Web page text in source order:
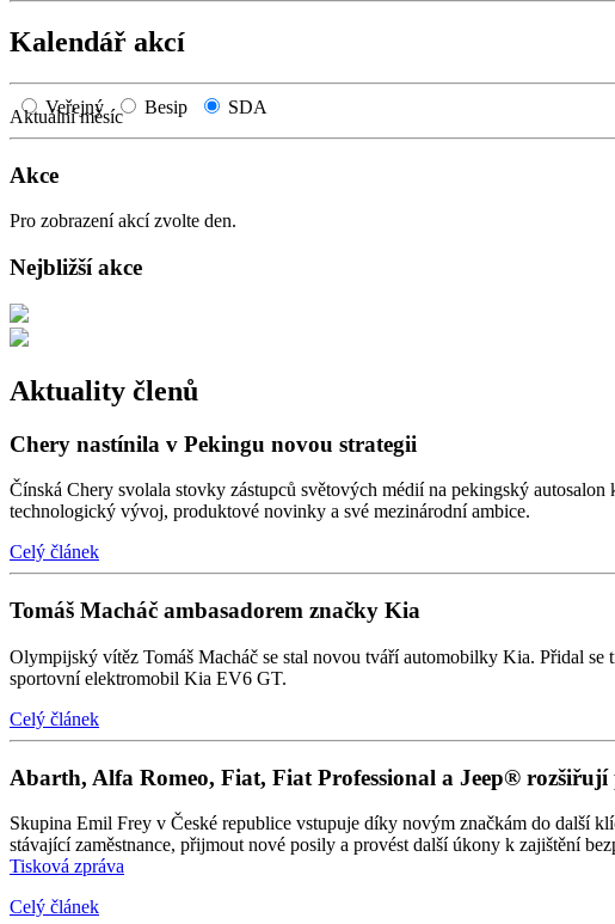
Kalendář akcí
Veřejný Besip SDA
Aktuální měsíc
Akce
Pro zobrazení akcí zvolte den.
Nejbližší akce
Aktuality členů
Chery nastínila v Pekingu novou strategii
Čínská Chery svolala stovky zástupců světových médií na pekingský
technologický vývoj, produktové novinky a své mezinárodní ambice.
Celý článek
Tomáš Macháč ambasadorem značky Kia
Olympijský vítěz Tomáš Macháč se stal novou tváří automobilky Kia. Přidal
sportovní elektromobil Kia EV6 GT.
Celý článek
Abarth, Alfa Romeo, Fiat, Fiat Professional a Jeep®
Skupina Emil Frey v České republice vstupuje díky novým značkám do další
stávající zaměstnance, přijmout nové posily a provést další úkony k zajištění
Tisková zpráva
Celý článek